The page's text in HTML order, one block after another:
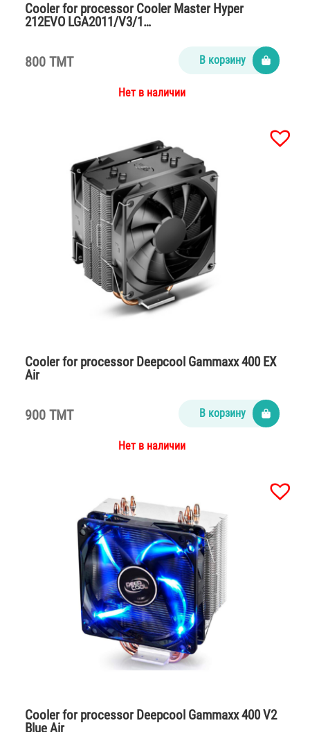
Cooler for processor Cooler Master Hyper
212EVO LGA2011/V3/1…
800 TMT В корзину
Нет в наличии
Cooler for processor Deepcool Gammaxx 400 EX
Air
900 TMT В корзину
Нет в наличии
Cooler for processor Deepcool Gammaxx 400 V2
Blue Air